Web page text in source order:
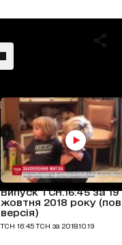
Випуск ТСН.16:45 за 19
жовтня 2018 року
версія)
ТСН 16:45 ТСН за 2018.10.19